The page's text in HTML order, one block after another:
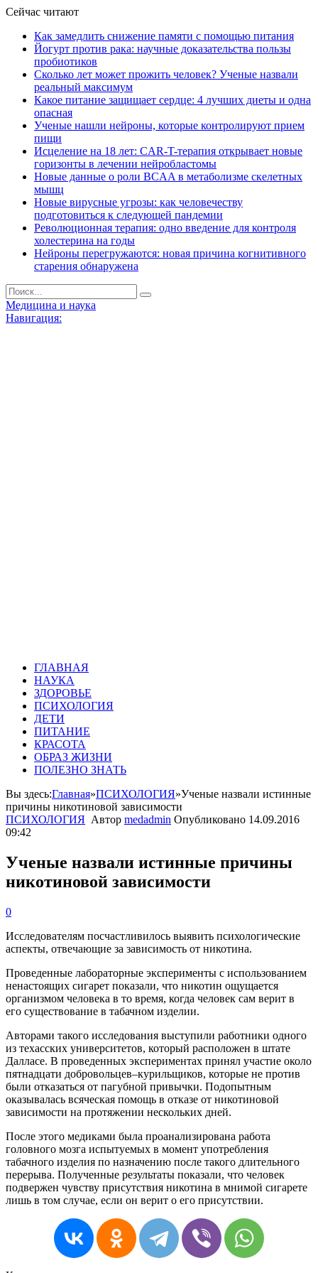
Сейчас читают
Как замедлить снижение памяти с помощью питания
Йогурт против рака: научные доказательства пользы
пробиотиков
Сколько лет может прожить человек? Ученые назвали
реальный максимум
Какое питание защищает сердце: 4 лучших диеты и одна
опасная
Ученые нашли нейроны, которые контролируют прием
пищи
Исцеление на 18 лет: CAR-T-терапия открывает новые
горизонты в лечении нейробластомы
Новые данные о роли BCAA в метаболизме скелетных
мышц
Новые вирусные угрозы: как человечеству
подготовиться к следующей пандемии
Революционная терапия: одно введение для контроля
холестерина на годы
Нейроны перегружаются: новая причина когнитивного
старения обнаружена
Медицина и наука
Навигация:
ГЛАВНАЯ
НАУКА
ЗДОРОВЬЕ
ПСИХОЛОГИЯ
ДЕТИ
ПИТАНИЕ
КРАСОТА
ОБРАЗ ЖИЗНИ
ПОЛЕЗНО ЗНАТЬ
Вы здесь:Главная»ПСИХОЛОГИЯ»Ученые назвали истинные
причины никотиновой зависимости
ПСИХОЛОГИЯ Автор medadmin Опубликовано 14.09.2016
09:42
Ученые назвали истинные причины
никотиновой зависимости
0
Исследователям посчастливилось выявить психологические
аспекты, отвечающие за зависимость от никотина.
Проведенные лабораторные эксперименты с использованием
ненастоящих сигарет показали, что никотин ощущается
организмом человека в то время, когда человек сам верит в
его существование в табачном изделии.
Авторами такого исследования выступили работники одного
из техасских университетов, который расположен в штате
Далласе. В проведенных экспериментах принял участие около
пятнадцати добровольцев–курильщиков, которые не против
были отказаться от пагубной привычки. Подопытным
оказывалась всяческая помощь в отказе от никотиновой
зависимости на протяжении нескольких дней.
После этого медиками была проанализирована работа
головного мозга испытуемых в момент употребления
табачного изделия по назначению после такого длительного
перерыва. Полученные результаты показали, что человек
подвержен чувству присутствия никотина в мнимой сигарете
лишь в том случае, если он верит о его присутствии.